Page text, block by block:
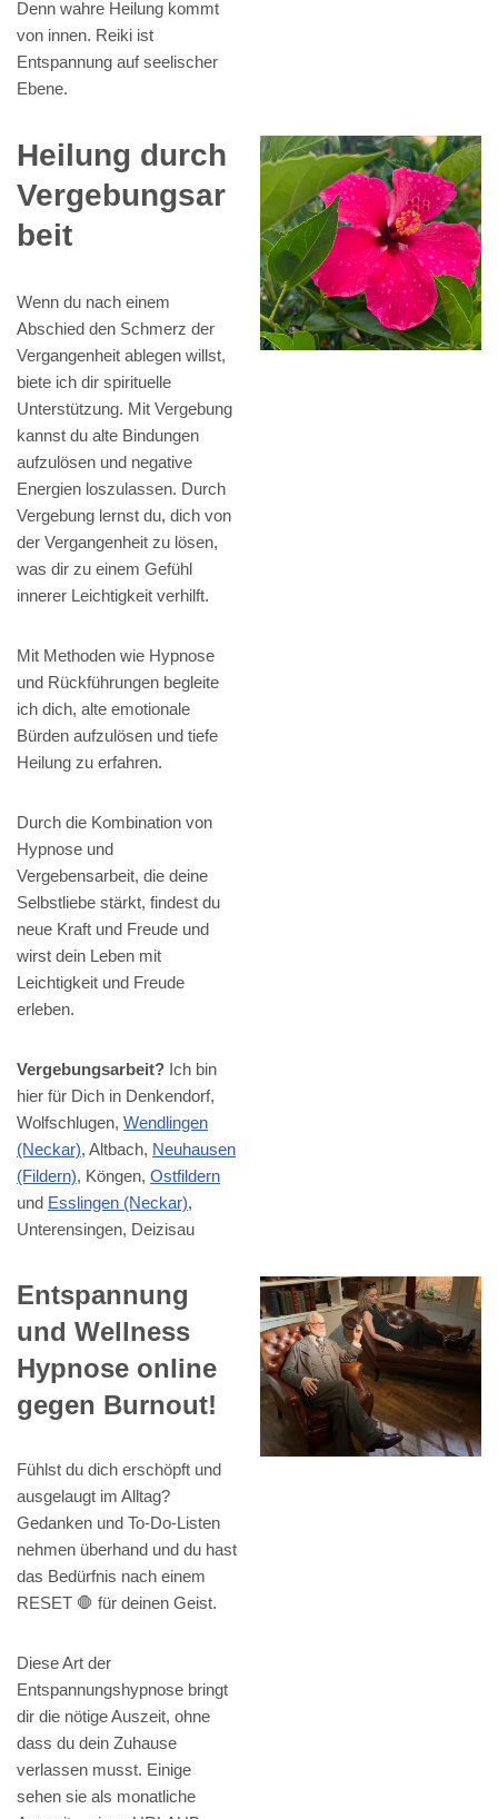
Denn wahre Heilung kommt
von innen. Reiki ist
Entspannung auf seelischer
Ebene.
Heilung durch
Vergebungsar
beit
Wenn du nach einem
Abschied den Schmerz der
Vergangenheit ablegen willst,
biete ich dir spirituelle
Unterstützung. Mit Vergebung
kannst du alte Bindungen
aufzulösen und negative
Energien loszulassen. Durch
Vergebung lernst du, dich von
der Vergangenheit zu lösen,
was dir zu einem Gefühl
innerer Leichtigkeit verhilft.
Mit Methoden wie Hypnose
und Rückführungen begleite
ich dich, alte emotionale
Bürden aufzulösen und tiefe
Heilung zu erfahren.
Durch die Kombination von
Hypnose und
Vergebensarbeit, die deine
Selbstliebe stärkt, findest du
neue Kraft und Freude und
wirst dein Leben mit
Leichtigkeit und Freude
erleben.
Vergebungsarbeit? Ich bin
hier für Dich in Denkendorf,
Wolfschlugen, Wendlingen
(Neckar), Altbach, Neuhausen
(Fildern), Köngen, Ostfildern
und Esslingen (Neckar),
Unterensingen, Deizisau
Entspannung
und Wellness
Hypnose online
gegen Burnout!
Fühlst du dich erschöpft und
ausgelaugt im Alltag?
Gedanken und To-Do-Listen
nehmen überhand und du hast
das Bedürfnis nach einem
RESET 🛑 für deinen Geist.
Diese Art der
Entspannungshypnose bringt
dir die nötige Auszeit, ohne
dass du dein Zuhause
verlassen musst. Einige
sehen sie als monatliche